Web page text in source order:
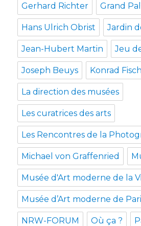
Gerhard Richter Grand
Hans Ulrich Obrist Jardin
Jean-Hubert Martin Jeu
Joseph Beuys Konrad
La direction des musées
Les curatrices des arts
Les Rencontres de la
Michael von Graffenried
Musée d'Art moderne de la
Musée d’Art moderne de
NRW-FORUM Où ça ?